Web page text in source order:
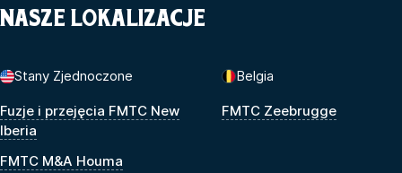
NASZE LOKALIZACJE
Stany Zjednoczone
Fuzje i przejęcia FMTC New
Iberia
FMTC M&A Houma
Belgia
FMTC Zeebrugge